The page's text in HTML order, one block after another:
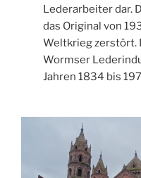
Lederarbeiter dar.
das Original von
Weltkrieg zerstört.
Wormser
Jahren 1834 bis